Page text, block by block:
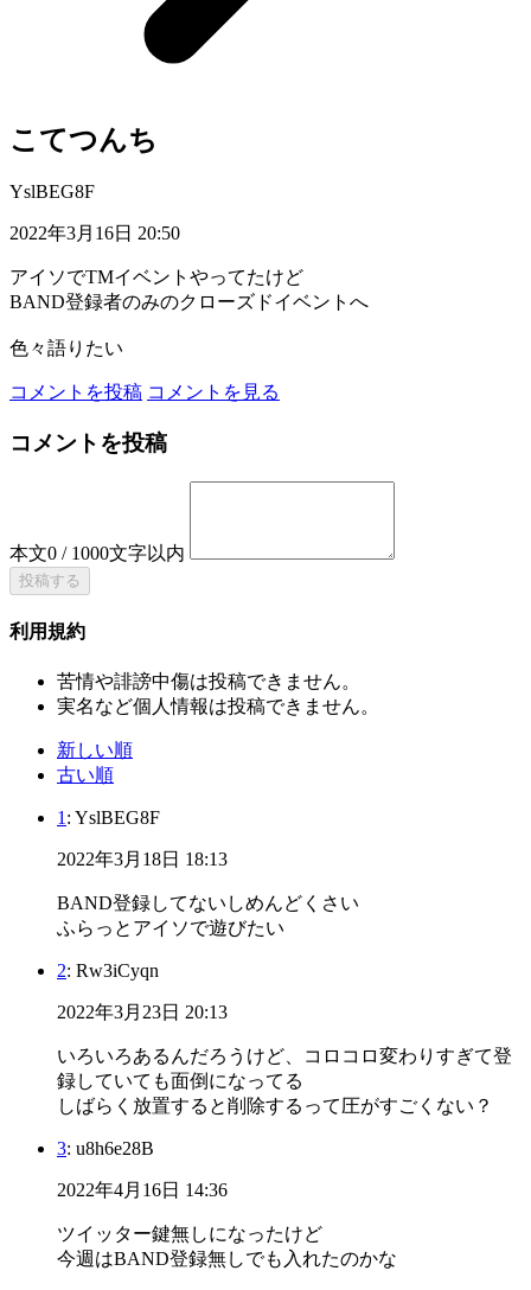
こてつんち
YslBEG8F
2022年3月16日 20:50
アイソでTMイベントやってたけど
BAND登録者のみのクローズドイベントへ
色々語りたい
コメントを投稿 コメントを見る
コメントを投稿
本文0 / 1000文字以内
投稿する
利用規約
苦情や誹謗中傷は投稿できません。
実名など個人情報は投稿できません。
新しい順
古い順
1: YslBEG8F
2022年3月18日 18:13
BAND登録してないしめんどくさい
ふらっとアイソで遊びたい
2: Rw3iCyqn
2022年3月23日 20:13
いろいろあるんだろうけど、コロコロ変わりすぎて登
録していても面倒になってる
しばらく放置すると削除するって圧がすごくない？
3: u8h6e28B
2022年4月16日 14:36
ツイッター鍵無しになったけど
今週はBAND登録無しでも入れたのかな